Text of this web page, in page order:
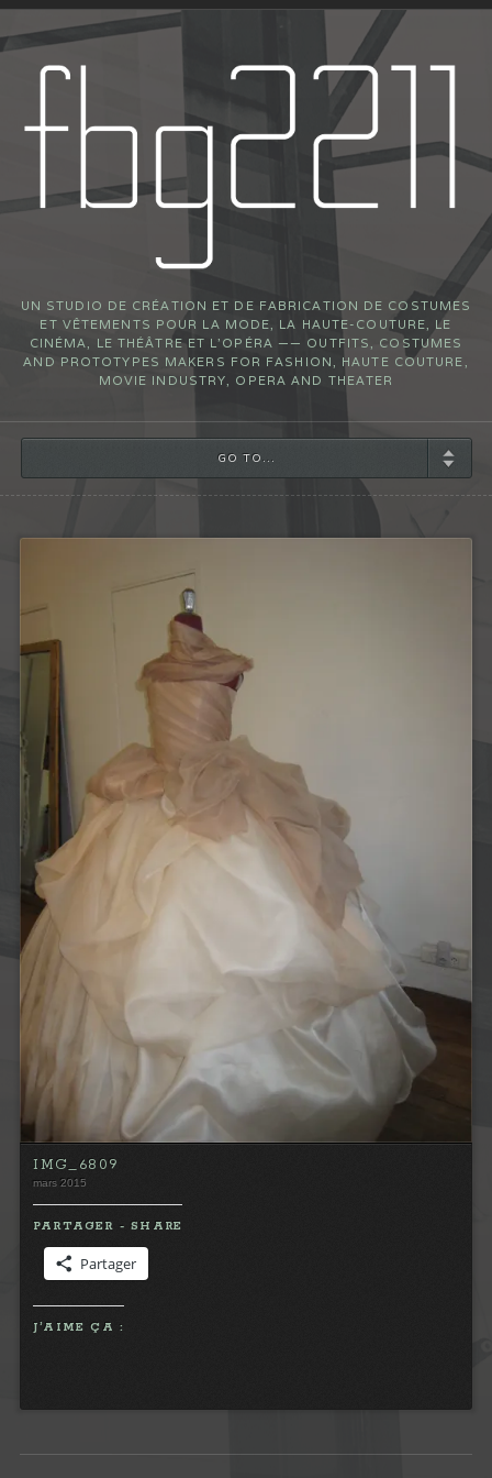
UN STUDIO DE CRÉATION ET DE FABRICATION DE COSTUMES
ET VÊTEMENTS POUR LA MODE, LA HAUTE-COUTURE, LE
CINÉMA, LE THÉÂTRE ET L’OPÉRA —— OUTFITS, COSTUMES
AND PROTOTYPES MAKERS FOR FASHION, HAUTE COUTURE,
MOVIE INDUSTRY, OPERA AND THEATER
GO TO...
IMG_6809
mars 2015
PARTAGER - SHARE
Partager
J’AIME ÇA :